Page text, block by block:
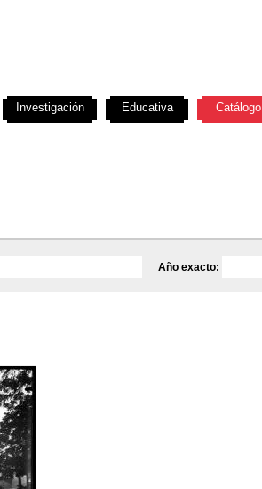
Año exacto:
Investigación Educativa Catálogo